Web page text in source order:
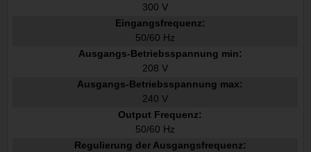
300 V
Eingangsfrequenz:
50/60 Hz
Ausgangs-Betriebsspannung min:
208 V
Ausgangs-Betriebsspannung max:
240 V
Output Frequenz:
50/60 Hz
Regulierung der Ausgangsfrequenz: